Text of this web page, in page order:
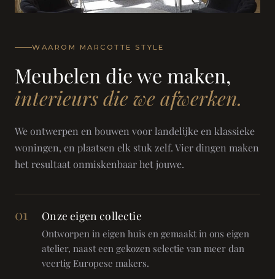
WAAROM MARCOTTE STYLE
Meubelen die we maken,
interieurs die we afwerken.
We ontwerpen en bouwen voor landelijke en klassieke
woningen, en plaatsen elk stuk zelf. Vier dingen maken
het resultaat onmiskenbaar het jouwe.
01 Onze eigen collectie
Ontworpen in eigen huis en gemaakt in ons eigen
atelier, naast een gekozen selectie van meer dan
veertig Europese makers.